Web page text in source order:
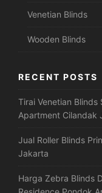
Venetian Blinds
Wooden Blinds
RECENT POSTS
Tirai Venetian Blinds
Apartment Cilandak
Jual Roller Blinds
Jakarta
Harga Zebra Blinds